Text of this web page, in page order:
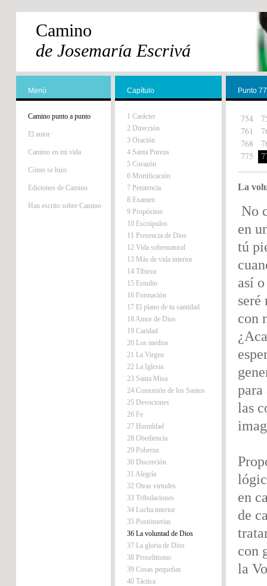
Camino
de Josemaría Escrivá
Menú
Camino punto a punto
El autor
Camino en mi vida
Cómo se hizo
Ediciones de Camino
Han escrito sobre Camino
Capítulo
1 Carácter
2 Dirección
3 Oración
4 Santa Pureza
5 Corazón
6 Mortificación
7 Penitencia
8 Examen
9 Propósitos
10 Escrúpulos
11 Presencia de Dios
12 Vida sobrenatural
13 Más de vida interior
14 Tibieza
15 Estudio
16 Formación
17 El plano de tu santidad
18 Amor de Dios
19 Caridad
20 Los medios
21 La Virgen
22 La Iglesia
23 Santa Misa
24 Comunión de los Santos
25 Devociones
26 Fe
27 Humildad
28 Obediencia
29 Pobreza
30 Discreción
31 Alegría
32 Otras virtudes
33 Tribulaciones
34 Lucha interior
35 Postrimerías
36 La voluntad de Dios
37 La gloria de Dios
38 Proselitismo
39 Cosas pequeñas
40 Táctica
Punto
754
761
768
775
La
No
en
tú
así
seré
con
las
en
de
con
la